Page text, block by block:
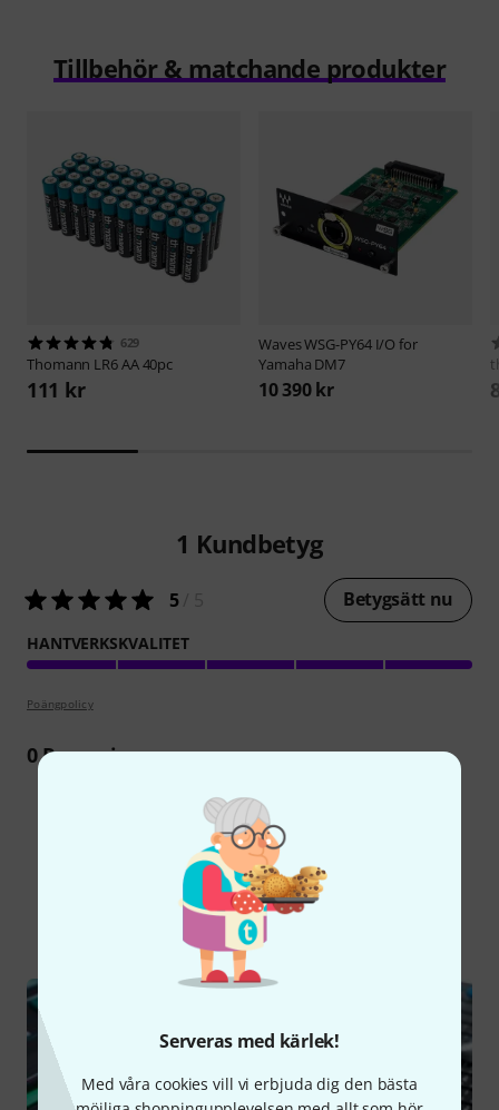
Serveras med kärlek!
Med våra cookies vill vi erbjuda dig den bästa
Tillbehör & matchande produkter
629
Thomann LR6 AA 40pc
111 kr
WavesWSG-PY64 I/O for
Yamaha DM7
10 390 kr
1 Kundbetyg
5/ 5 Betygsätt nu
HANTVERKSKVALITET
Poängpolicy
0Recension
Visste du?
Onlineguide